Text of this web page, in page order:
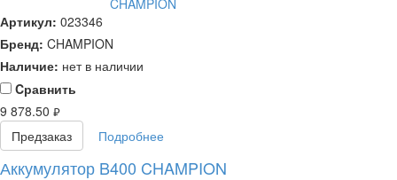
Артикул: 023346
Бренд: CHAMPION
Наличие: нет в наличии
Cравнить
9 878.50 руб.
Предзаказ Подробнее
Аккумулятор B400 CHAMPION